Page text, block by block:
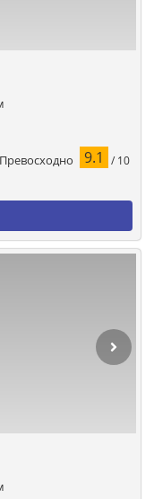
Превосходно 9.1 / 10